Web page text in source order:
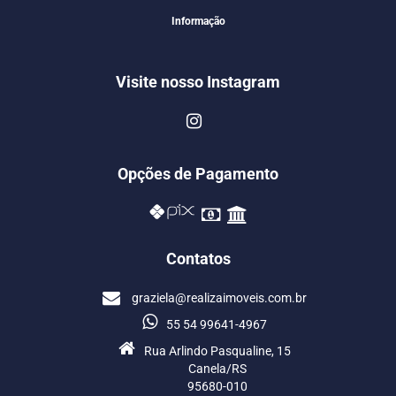
Informação
Visite nosso Instagram
Opções de Pagamento
Contatos
graziela@realizaimoveis.com.br
55 54 99641-4967
Rua Arlindo Pasqualine, 15
Canela/RS
95680-010